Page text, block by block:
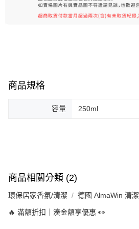
商品規格
容量 250ml
商品相關分類 (2)
環保居家香氛/清潔 德國 AlmaWin 清潔
🔥 滿額折扣｜湊金額享優惠 👀